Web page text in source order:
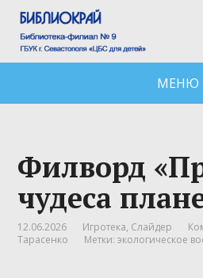
МЕНЮ
Филворд
чудеса
12.06.2026 Игротека, Слайдер
Тарасенко
Метки:экологическое